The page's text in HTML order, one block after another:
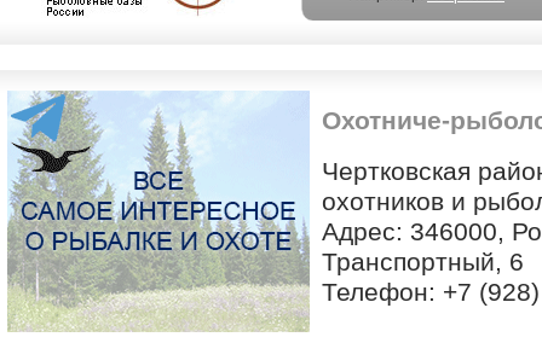
Охотниче-
Чертковская
охотников и
Адрес: 346000,
Транспортный, 6
Телефон: +7